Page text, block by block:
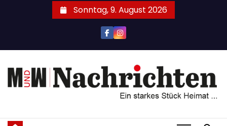
Sonntag, 9. August 2026